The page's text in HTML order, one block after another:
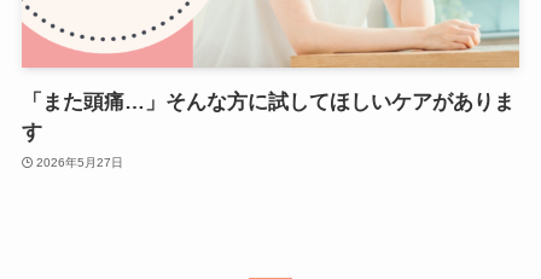
「また頭痛…」そんな方に試してほしいケアがありま
す
2026年5月27日